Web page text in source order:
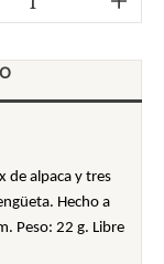
de alpaca y tres
Hecho a
Peso: 22 g. Libre